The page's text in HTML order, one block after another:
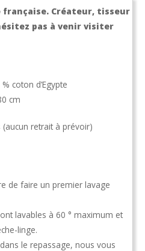
Créateur, tisseur
pas à venir visiter
coton d’Egypte
cm
retrait à prévoir)
de faire un premier lavage
lavables à 60 ° maximum et
linge.
le repassage, nous vous